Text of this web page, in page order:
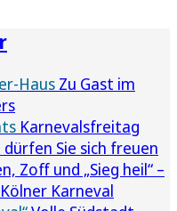
Haus Zu Gast im
Karnevalsfreitag
Sie sich freuen
Zoff und „Sieg heil“ –
Karneval